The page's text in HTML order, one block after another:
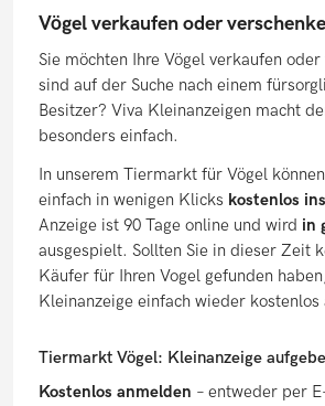
Vögel verkaufen oder
Sie möchten Ihre Vögel verkaufen
sind auf der Suche nach einem
Besitzer? Viva Kleinanzeigen macht
besonders einfach.
In unserem Tiermarkt für Vögel
einfach in wenigen Klicks kostenlos
Anzeige ist 90 Tage online und wird in
ausgespielt. Sollten Sie in dieser Zeit
Käufer für Ihren Vogel gefunden
Kleinanzeige einfach wieder kostenlos
Tiermarkt Vögel: Kleinanzeige
Kostenlos anmelden – entweder per